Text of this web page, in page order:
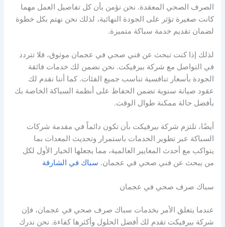
الصرف الصحي المعقدة. نحن نؤمن بأن كل تفاصيل العمل مهما
كانت صغيرة تؤثر على الجودة النهائية، لذلك نحن نهتم بكل خطوة
لضمان تقديم خدمة سباكة متميزة.
لذلك إذا كنت تبحث عن فني صحي في عجمان موثوق، فلا تتردد
في التواصل مع شركة بيرفيكت. نحن نضمن لك خدمات فائقة
الجودة بأسعار تنافسية تناسب جميع الفئات. كما أننا نقدم لك
عقود صيانة سنوية تضمن الحفاظ على أنظمة السباكة الخاصة بك
بأفضل حالة ممكنة طوال الوقت.
أيضًا، تلتزم شركة بيرفيكت بأن تكون دائماً في مقدمة شركات
السباكة عبر تطوير الخدمات باستمرار وتحديث المعدات بما
يتواكب مع أحدث المعايير العالمية، مما يجعلها الخيار الأول لكل
من يبحث عن فني صحي في عجمان. سباك في الشارقة
سباك صرف صحي في عجمان
عندما يتعلق الأمر بخدمات سباك صرف صحي في عجمان، فإن
شركة بيرفيكت تقدم لك أفضل الحلول وأكثرها كفاءة. نحن ندرك